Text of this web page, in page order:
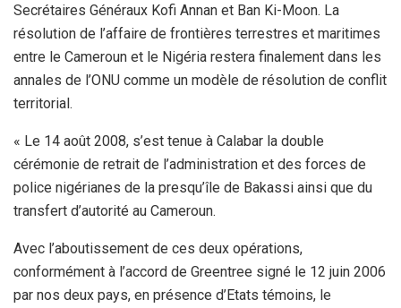
Secrétaires Généraux Kofi Annan et Ban Ki-Moon. La
résolution de l’affaire de frontières terrestres et maritimes
entre le Cameroun et le Nigéria restera finalement dans les
annales de l’ONU comme un modèle de résolution de conflit
territorial.
« Le 14 août 2008, s’est tenue à Calabar la double
cérémonie de retrait de l’administration et des forces de
police nigérianes de la presqu’île de Bakassi ainsi que du
transfert d’autorité au Cameroun.
Avec l’aboutissement de ces deux opérations,
conformément à l’accord de Greentree signé le 12 juin 2006
par nos deux pays, en présence d’Etats témoins, le